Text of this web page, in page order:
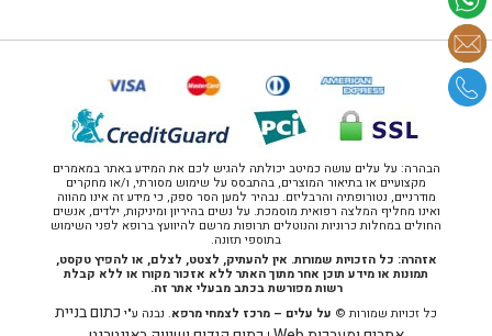
הבהרה: על עלים עושה כמיטב יכולתה להגיש לכם את המידע באתר במאמרים
מקצועיים או בתיאור המוצרים, בהתבסס על שימוש מסורתי, ו/או מחקרים
מודרניים, נטורופתיה והרבליזם. נבהיר למען הסר ספק, כי מידע זה אינו מהווה
ואינו מחליף המלצה רפואית מוסמכת. על נשים בהיריון ומיניקות, ילדים, אנשים
החולים במחלות כרוניות והנוטלים תרופות מרשם להיוועץ ברופא לפני השימוש
בתוספי תזונה.
אזהרה: כל הזכויות שמורות. אין להעתיק, לצטט, לצלם, או להפיץ טקסט,
תמונות או מידע תוכן אחר מתוך האתר ללא אזכור מקורו או ללא קבלת
רשות מפורשת בכתב מבעלי אתר זה.
כל זכויות שמורות © על עלים – מרכז לצמחי מרפא. נבנה ע"יכתום בניית